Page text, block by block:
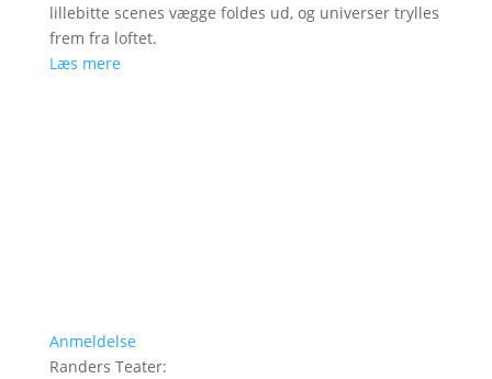
lillebitte scenes vægge foldes ud, og universer trylles
frem fra loftet.
Læs mere
Anmeldelse
Randers Teater: